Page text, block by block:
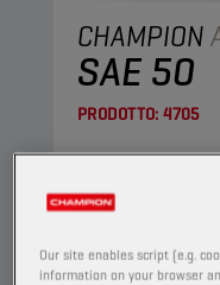
CHAMPION
SAE 50
PRODOTTO: 4705
Questo è un olio
base altamente
Our site enables script (e.g.
information on your browser